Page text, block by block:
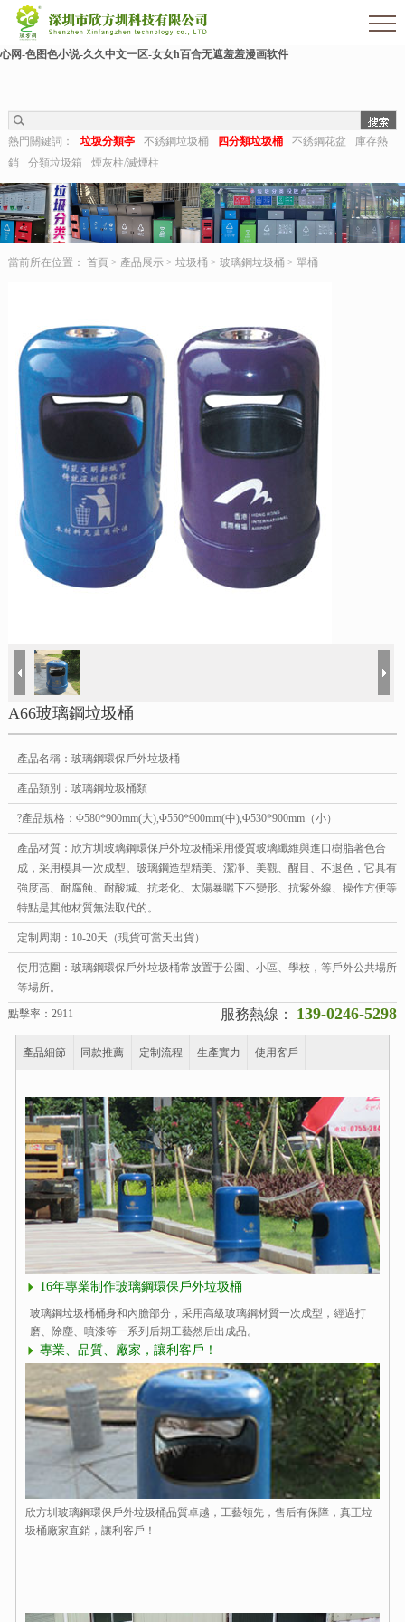
欧美伊人-麻豆精品一区二区三区-欧美日b视频-阿v天堂网-中文字幕第六页-狠狠干干-
国产h在线观看-国产嫩草视频-日日夜夜拍-亚洲第一视频网-毛片在线网站-五月婷婷开
心网-色图色小说-久久中文一区-女女h百合无遮羞羞漫画软件
熱門關鍵詞： 垃圾分類亭 不銹鋼垃圾桶 四分類垃圾桶 不銹鋼花盆
庫存熱
銷
分類垃圾箱 煙灰柱/滅煙柱
當前所在位置： 首頁> 產品展示> 垃圾桶 > 玻璃鋼垃圾桶 > 單桶
A66玻璃鋼垃圾桶
產品名稱：玻璃鋼環保戶外垃圾桶
產品類別：玻璃鋼垃圾桶類
?產品規格：Φ580*900mm(大),Φ550*900mm(中),Φ530*900mm（小）
產品材質：欣方圳玻璃鋼環保戶外垃圾桶采用優質玻璃纖維與進口樹脂著色合
成，采用模具一次成型。玻璃鋼造型精美、潔凈、美觀、醒目、不退色，它具有
強度高、耐腐蝕、耐酸堿、抗老化、太陽暴曬下不變形、抗紫外線、操作方便等
特點是其他材質無法取代的。
定制周期：10-20天（現貨可當天出貨）
使用范圍：玻璃鋼環保戶外垃圾桶常放置于公園、小區、學校，等戶外公共場所
等場所。
點擊率：2911 服務熱線： 139-0246-5298
產品細節 同款推薦 定制流程 生產實力 使用客戶
16年專業制作玻璃鋼環保戶外垃圾桶
玻璃鋼垃圾桶桶身和內膽部分，采用高級玻璃鋼材質一次成型，經過打
磨、除塵、噴漆等一系列后期工藝然后出成品。
專業、品質、廠家，讓利客戶！
欣方圳玻璃鋼環保戶外垃圾桶品質卓越，工藝領先，售后有保障，真正垃
圾桶廠家直銷，讓利客戶！